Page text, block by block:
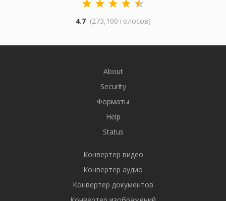
4.7 (273,100 голосов)
About
Security
Форматы
Help
Status
Конвертер видео
Конвертер аудио
Конвертер документов